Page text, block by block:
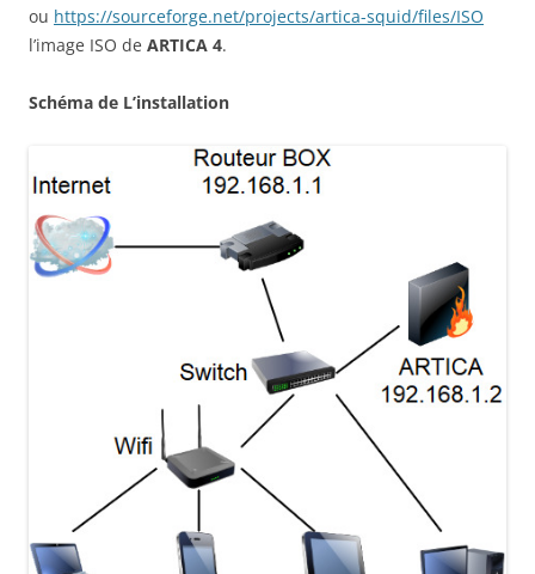
ou https://sourceforge.net/projects/artica-squid/files/ISO
l’image ISO de ARTICA 4.
Schéma de L’installation